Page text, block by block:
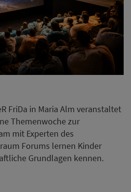
FriDa in Maria Alm veranstaltet
Themenwoche zur
mit Experten des
Forums lernen Kinder
Grundlagen kennen.